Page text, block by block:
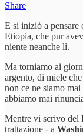
Share
E si iniziò a pensare
Etiopia, che pur
niente neanche lì.
Ma torniamo ai
argento, di miele
non ce ne siamo
abbiamo mai
Mentre vi scrivo del
trattazione - a